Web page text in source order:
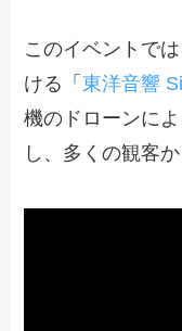
このイベントで
ける「東洋音響
機のドローンに
し、多くの観客